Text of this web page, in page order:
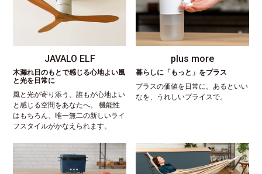
JAVALO ELF
木漏れ日のもとで感じる心地よい風
と光を日常に
風と光が寄り添う、誰もが心地よい
と感じる空間をあなたへ。 機能性
はもちろん、唯一無二の新しいライ
フスタイルがかなえられます。
plus more
暮らしに「もっと」をプラス
プラスの価値を日常に。あるといい
なを、うれしいプライスで。